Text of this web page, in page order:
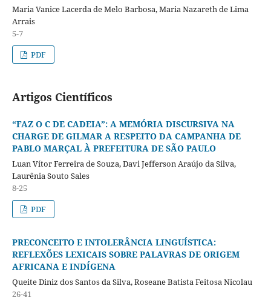
Maria Vanice Lacerda de Melo Barbosa, Maria Nazareth de Lima
Arrais
5-7
PDF
Artigos Científicos
“FAZ O C DE CADEIA”: A MEMÓRIA DISCURSIVA NA
CHARGE DE GILMAR A RESPEITO DA CAMPANHA DE
PABLO MARÇAL À PREFEITURA DE SÃO PAULO
Luan Vítor Ferreira de Souza, Davi Jefferson Araújo da Silva,
Laurênia Souto Sales
8-25
PDF
PRECONCEITO E INTOLERÂNCIA LINGUÍSTICA:
REFLEXÕES LEXICAIS SOBRE PALAVRAS DE ORIGEM
AFRICANA E INDÍGENA
Queite Diniz dos Santos da Silva, Roseane Batista Feitosa Nicolau
26-41